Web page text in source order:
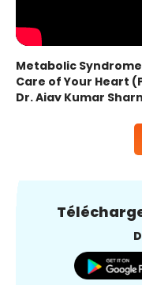
Metabolic
Care of Your Heart
Dr. Ajay Kumar